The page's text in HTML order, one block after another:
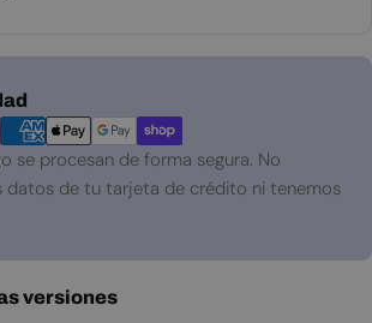
se procesan de forma segura. No
datos de tu tarjeta de crédito ni tenemos
versiones